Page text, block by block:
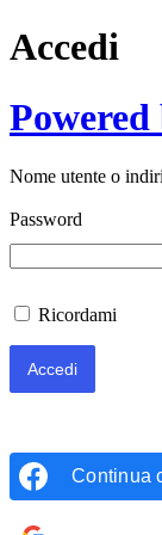
Accedi
Powered
Nome utente o
Password
Ricordami
Continua